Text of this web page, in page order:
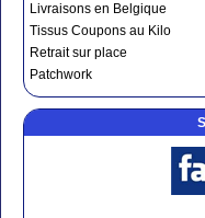
Livraisons en Belgique
Tissus Coupons au Kilo
Retrait sur place
Patchwork